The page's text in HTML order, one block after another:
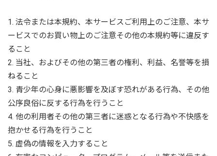
1. 法令または本規約、本サービスご利用上のご注意、本サ
ービスでのお買い物上のご注意その他の本規約等に違反す
ること
2. 当社、およびその他の第三者の権利、利益、名誉等を損
ねること
3. 青少年の心身に悪影響を及ぼす恐れがある行為、その他
公序良俗に反する行為を行うこと
4. 他の利用者その他の第三者に迷惑となる行為や不快感を
抱かせる行為を行うこと
5. 虚偽の情報を入力すること